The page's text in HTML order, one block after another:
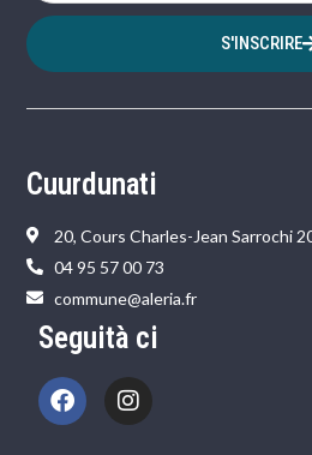
S'INSCRIRE
Cuurdunati
20, Cours Charles-Jean Sarrochi
04 95 57 00 73
commune@aleria.fr
Seguità ci